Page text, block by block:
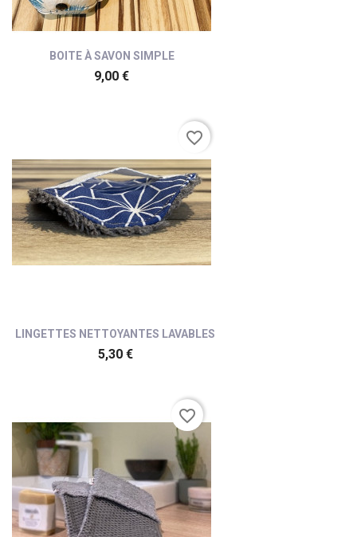
BOITE À SAVON SIMPLE
9,00 €
LINGETTES NETTOYANTES LAVABLES
5,30 €
favorite_border
favorite_border